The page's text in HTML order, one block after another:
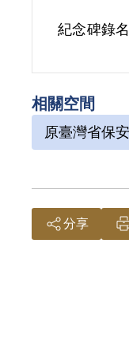
紀念碑錄
相關空間
原臺灣省保
分享